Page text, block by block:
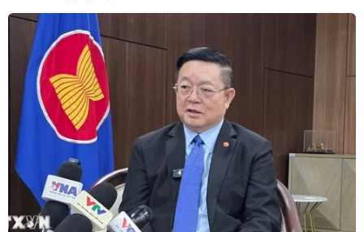
Hạn hán nghiêm trọng đe dọa "huyết
mạch" kinh tế châu Âu
07/08/2026 07:58
Để trái sầu riêng đáp ứng yêu cầu
xuất khẩu bền vững
07/08/2026 07:34